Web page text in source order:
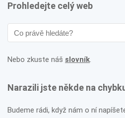
Prohledejte celý web
Nebo zkuste náš slovník.
Narazili jste někde na
Budeme rádi, když nám o ní